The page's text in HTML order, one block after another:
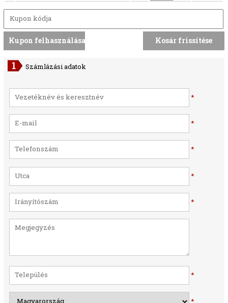
Számlázási adatok
*
*
*
*
*
*
*